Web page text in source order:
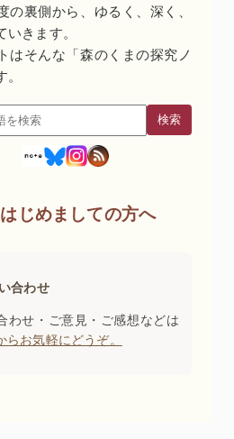
の裏側から、ゆるく、深く、
きます。
はそんな「森のくまの探究ノ
検索
はじめましての方へ
合わせ
わせ・ご意見・ご感想などは
らお気軽にどうぞ。